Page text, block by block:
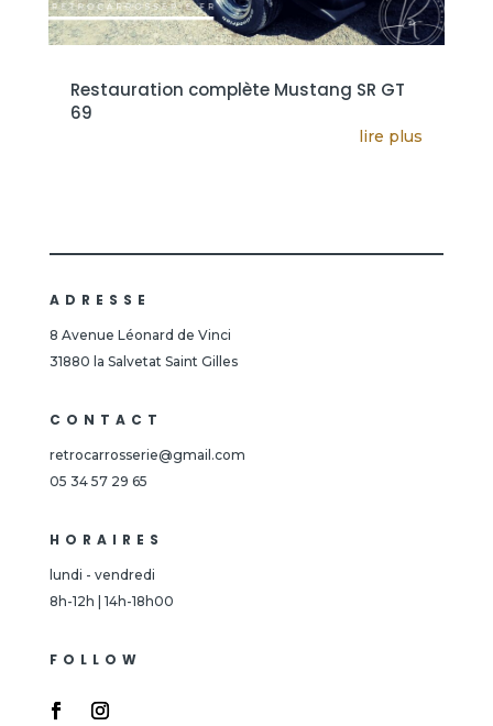
Restauration complète Mustang SR GT
69
lire plus
ADRESSE
8 Avenue Léonard de Vinci
31880 la Salvetat Saint Gilles
CONTACT
retrocarrosserie@gmail.com
05 34 57 29 65
HORAIRES
lundi - vendredi
8h-12h | 14h-18h00
FOLLOW